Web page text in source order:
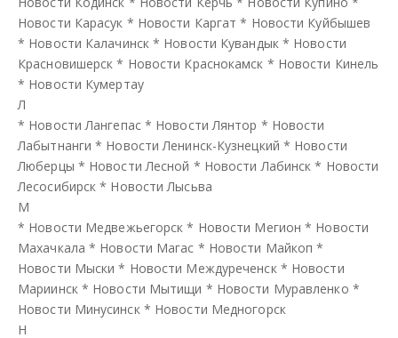
Новости Карасук * Новости Каргат * Новости Куйбышев
* Новости Калачинск * Новости Кувандык * Новости
Красновишерск * Новости Краснокамск * Новости Кинель
* Новости Кумертау
Л
* Новости Лангепас* Новости Лянтор * Новости
Лабытнанги * Новости Ленинск-Кузнецкий * Новости
Люберцы * Новости Лесной * Новости Лабинск * Новости
Лесосибирск * Новости Лысьва
М
* Новости Медвежьегорск * Новости Мегион * Новости
Махачкала * Новости Магас * Новости Майкоп *
Новости Мыски * Новости Междуреченск * Новости
Мариинск * Новости Мытищи * Новости Муравленко *
Новости Минусинск * Новости Медногорск
Н